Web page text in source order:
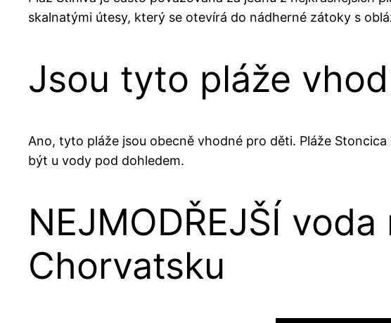
skalnatými útesy, který se otevírá do nádherné zátoky s
Jsou tyto pláže
Ano, tyto pláže jsou obecně vhodné pro děti. Pláže
být u vody pod dohledem.
NEJMODŘEJŠÍ
Chorvatsku